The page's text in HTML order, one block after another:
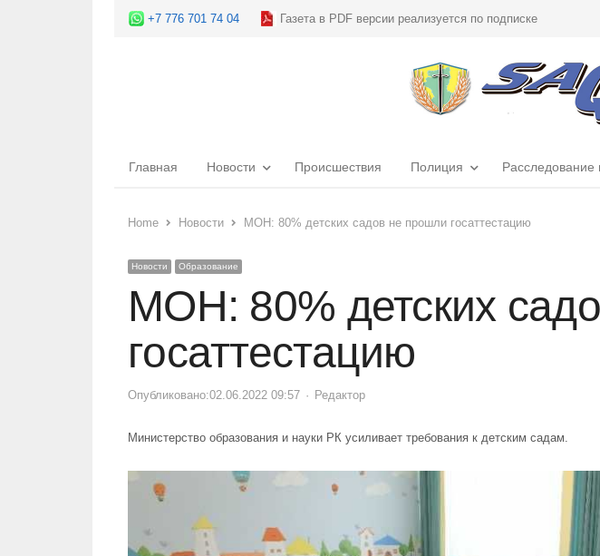
+7 776 701 74 04 Газета в PDF версии реализуется по подписке
Главная Новости Происшествия Полиция Расследование
Home
Новости МОН: 80% детских садов не прошли госаттестацию
Новости Образование
МОН: 80% детских
госаттестацию
Опубликовано:02.06.2022 09:57 Author
Редактор
Министерство образования и науки РК усиливает требования к детским садам.